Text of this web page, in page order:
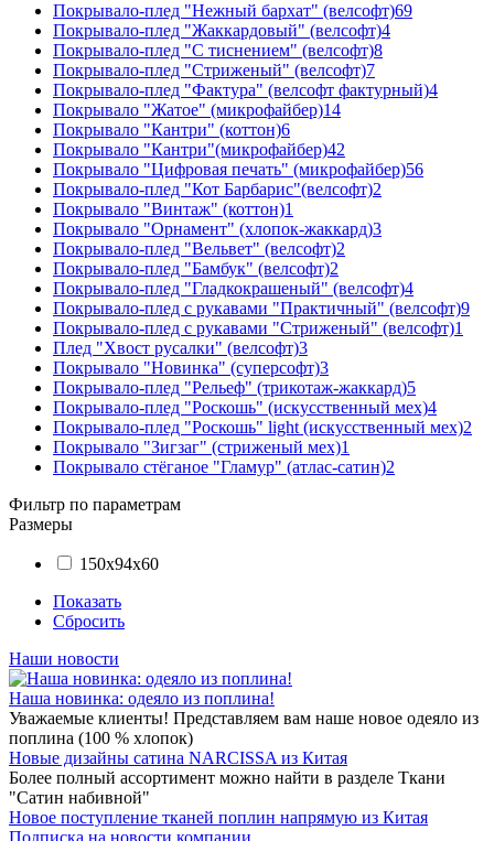
Покрывало-плед "Нежный бархат" (велсофт)69
Покрывало-плед "Жаккардовый" (велсофт)4
Покрывало-плед "С тиснением" (велсофт)8
Покрывало-плед "Стриженый" (велсофт)7
Покрывало-плед "Фактура" (велсофт фактурный)4
Покрывало "Жатое" (микрофайбер)14
Покрывало "Кантри" (коттон)6
Покрывало "Кантри"(микрофайбер)42
Покрывало "Цифровая печать" (микрофайбер)56
Покрывало-плед "Кот Барбарис"(велсофт)2
Покрывало "Винтаж" (коттон)1
Покрывало "Орнамент" (хлопок-жаккард)3
Покрывало-плед "Вельвет" (велсофт)2
Покрывало-плед "Бамбук" (велсофт)2
Покрывало-плед "Гладкокрашеный" (велсофт)4
Покрывало-плед с рукавами "Практичный" (велсофт)9
Покрывало-плед с рукавами "Стриженый" (велсофт)1
Плед "Хвост русалки" (велсофт)3
Покрывало "Новинка" (суперсофт)3
Покрывало-плед "Рельеф" (трикотаж-жаккард)5
Покрывало-плед "Роскошь" (искусственный мех)4
Покрывало-плед "Роскошь" light (искусственный мех)2
Покрывало "Зигзаг" (стриженый мех)1
Покрывало стёганое "Гламур" (атлас-сатин)2
Фильтр по параметрам
Размеры
150х94х60
Показать
Сбросить
Наши новости
Наша новинка: одеяло из поплина!
Уважаемые клиенты! Представляем вам наше новое одеяло из
поплина (100 % хлопок)
Новые дизайны сатина NARCISSA из Китая
Более полный ассортимент можно найти в разделе Ткани
"Сатин набивной"
Новое поступление тканей поплин напрямую из Китая
Подписка на новости компании